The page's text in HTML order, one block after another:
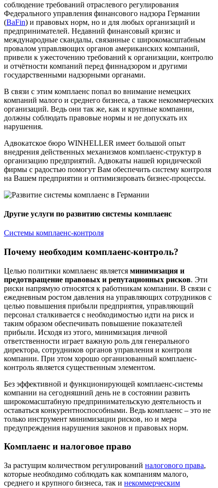
соблюдение требований отраслевого регулирования
Федерального управления финансового надзора Германии
(BaFin) и правовых норм, но и для любых организаций и
предпринимателей. Недавний финансовый кризис и
международные скандалы, связанные с широкомасштабным
провалом управляющих органов американских компаний,
привели к ужесточению требований к организации, контролю
и отчётности компаний перед финнадзором и другими
государственными надзорными органами.
В связи с этим комплаенс попал во внимание немецких
компаний малого и среднего бизнеса, а также некоммерческих
организаций. Ведь они так же, как и крупные компании,
должны соблюдать правовые нормы и не допускать их
нарушения.
Адвокатское бюро WINHELLER имеет большой опыт
внедрения действенных механизмов комплаенс-структур в
организацию предприятий. Адвокаты нашей юридической
фирмы с радостью помогут Вам обеспечить систему контроля
на Вашем предприятии и оптимизировать бизнес-процессы.
Другие услуги по развитию системы комплаенс
Системы комплаенс-контроля
Почему необходим комплаенс-контроль?
Целью политики комплаенс является минимизация и
предотвращение правовых и репутационных рисков. Эти
риски напрямую относятся к работникам компании. В связи с
ежедневным ростом давления на управляющих сотрудников с
целью повышения прибыли предприятия, управляющий
персонал сталкивается с необходимостью идти на риск и
таким образом обеспечивать повышение показателей
прибыли. Исходя из этого, минимизация личной
ответственности играет важную роль для генерального
директора, сотрудников органов управления и контроля
компании. При этом хорошо организованный комплаенс-
контроль является существенным элементом.
Без эффективной и функционирующей комплаенс-системы
компании на сегодняшний день не в состоянии развить
широкомасштабную предпринимательскую деятельность и
оставаться конкурентноспособными. Ведь комплаенс – это не
только инструмент минимизации рисков, но и мера
предупреждения нарушения законов и правовых норм.
Комплаенс и налоговое право
За растущим количеством регулирований налогового права,
которые необходимо соблюдать как компаниям малого,
среднего и крупного бизнеса, так и некоммерческим